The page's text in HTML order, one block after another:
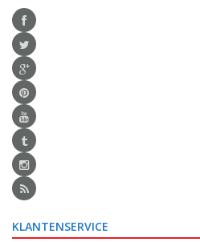
KLANTENSERVICE